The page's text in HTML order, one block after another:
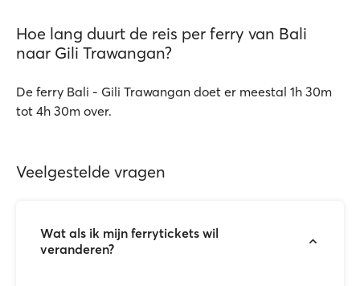
Hoe lang duurt de reis per ferry van Bali
naar Gili Trawangan?
De ferry Bali - Gili Trawangan doet er meestal 1h 30m
tot 4h 30m over.
Veelgestelde vragen
Wat als ik mijn ferrytickets wil
veranderen?